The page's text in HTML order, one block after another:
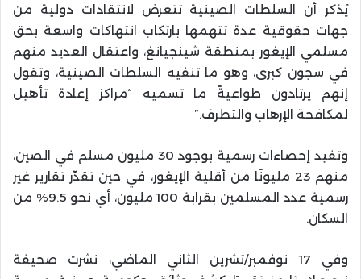
يُذكر أن السلطات الصينية تتعرض لانتقادات دولية من
جهات حقوقية عدة تتهمها بارتكاب انتهاكات واسعة بحق
مسلمي الإيغور بمنطقة شينجيانغ، واعتقال العديد منهم
في سجون كبرى، وهو ما تنفيه السلطات الصينية، وتقول
إنهم يرتادون طواعيةً ما تسميه “مراكز إعادة تأهيل
لمكافحة الإرهاب والتطرف”.
وتفيد إحصاءات رسمية بوجود 30 مليون مسلم في الصين،
منهم 23 مليونًا من أقلية الإيغور، في حين تقدّر تقارير غير
رسمية عدد المسلمين بقرابة 100 مليون، أي نحو 9.5% من
السكان.
وفي 17 نوفمبر/تشرين الثاني الماضي، نشرت صحيفة